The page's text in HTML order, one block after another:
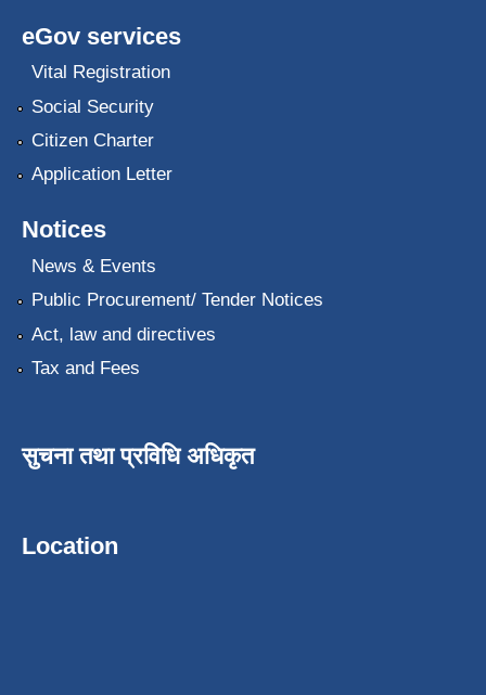
eGov services
Vital Registration
Social Security
Citizen Charter
Application Letter
Notices
News & Events
Public Procurement/ Tender Notices
Act, law and directives
Tax and Fees
सुचना तथा प्रविधि अधिकृत
Location